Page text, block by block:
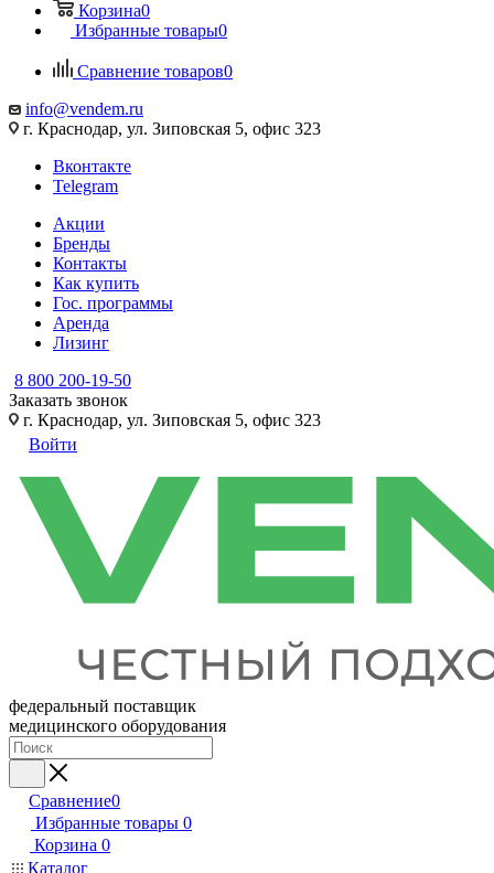
Корзина0
Избранные товары0
Сравнение товаров0
info@vendem.ru
г. Краснодар, ул. Зиповская 5, офис 323
Вконтакте
Telegram
Акции
Бренды
Контакты
Как купить
Гос. программы
Аренда
Лизинг
8 800 200-19-50
Заказать звонок
г. Краснодар, ул. Зиповская 5, офис 323
Войти
федеральный поставщик
медицинского оборудования
Сравнение0
Избранные товары 0
Корзина 0
Каталог